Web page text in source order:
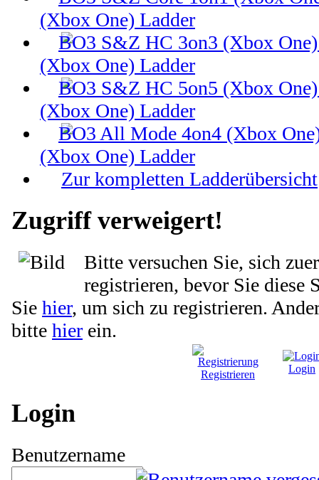
(Xbox One) Ladder
(Xbox One) Ladder
(Xbox One) Ladder
(Xbox One) Ladder
Zur kompletten Ladderübersicht
Zugriff verweigert!
Bitte versuchen Sie, sich
registrieren, bevor Sie diese
Sie hier, um sich zu registrieren.
bitte hier ein.
Registrieren Login
Login
Benutzername